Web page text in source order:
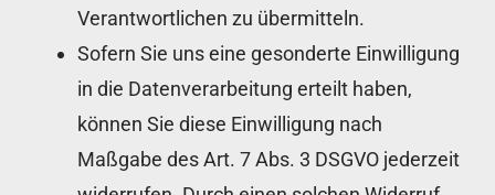
Verantwortlichen zu übermitteln.
Sofern Sie uns eine gesonderte Einwilligung
in die Datenverarbeitung erteilt haben,
können Sie diese Einwilligung nach
Maßgabe des Art. 7 Abs. 3 DSGVO jederzeit